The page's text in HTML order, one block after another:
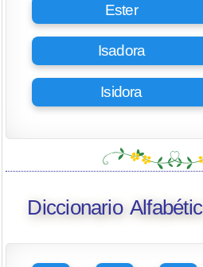
Ester
Isadora
Isidora
Diccionario